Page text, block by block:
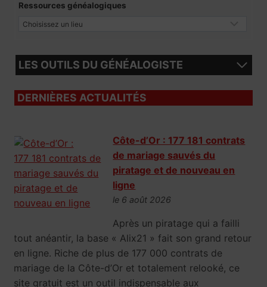
Ressources généalogiques
LES OUTILS DU GÉNÉALOGISTE
DERNIÈRES ACTUALITÉS
Côte-d’Or : 177 181 contrats
de mariage sauvés du
piratage et de nouveau en
ligne
le 6 août 2026
Après un piratage qui a failli
tout anéantir, la base « Alix21 » fait son grand retour
en ligne. Riche de plus de 177 000 contrats de
mariage de la Côte-d’Or et totalement relooké, ce
site gratuit est un outil indispensable aux